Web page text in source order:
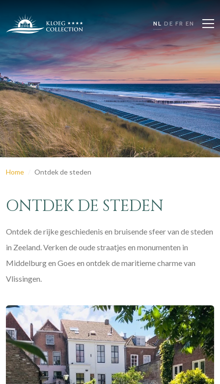
NL DE FR EN
Home Ontdek de steden
ONTDEK DE STEDEN
Ontdek de rijke geschiedenis en bruisende sfeer van de steden
in Zeeland. Verken de oude straatjes en monumenten in
Middelburg en Goes en ontdek de maritieme charme van
Vlissingen.